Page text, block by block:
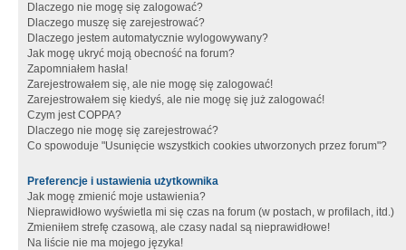
Dlaczego nie mogę się zalogować?
Dlaczego muszę się zarejestrować?
Dlaczego jestem automatycznie wylogowywany?
Jak mogę ukryć moją obecność na forum?
Zapomniałem hasła!
Zarejestrowałem się, ale nie mogę się zalogować!
Zarejestrowałem się kiedyś, ale nie mogę się już zalogować!
Czym jest COPPA?
Dlaczego nie mogę się zarejestrować?
Co spowoduje "Usunięcie wszystkich cookies utworzonych przez forum"?
Preferencje i ustawienia użytkownika
Jak mogę zmienić moje ustawienia?
Nieprawidłowo wyświetla mi się czas na forum (w postach, w profilach, itd.)
Zmieniłem strefę czasową, ale czasy nadal są nieprawidłowe!
Na liście nie ma mojego języka!